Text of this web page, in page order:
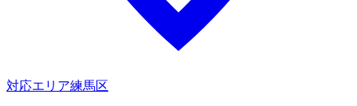
対応エリア練馬区